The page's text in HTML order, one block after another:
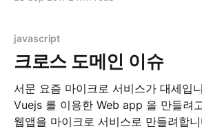
GitHub - vuejs/awesome-vue: A
javascript
크로스 도메인 이슈
서문 요즘 마이크로 서비스가 대세입니다. 저는 요즘
Vuejs 를 이용한 Web app 을 만들려고
웹앱을 마이크로 서비스로 만들려합